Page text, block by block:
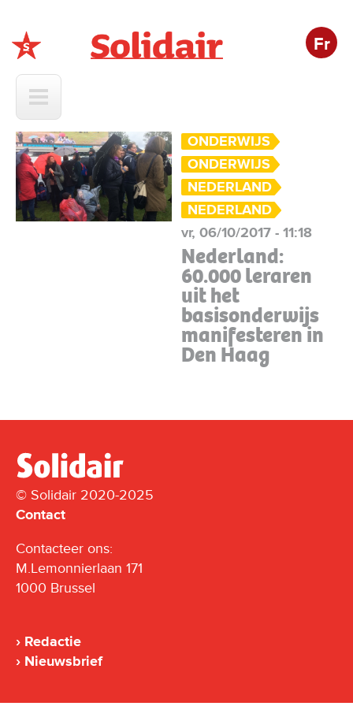
Fr
ONDERWIJS
ONDERWIJS
NEDERLAND
NEDERLAND
vr, 06/10/2017 - 11:18
Nederland:
60.000 leraren
uit het
basisonderwijs
manifesteren in
Den Haag
© Solidair 2020-2025
Contact
Contacteer ons:
M.Lemonnierlaan 171
1000 Brussel
Redactie
Nieuwsbrief